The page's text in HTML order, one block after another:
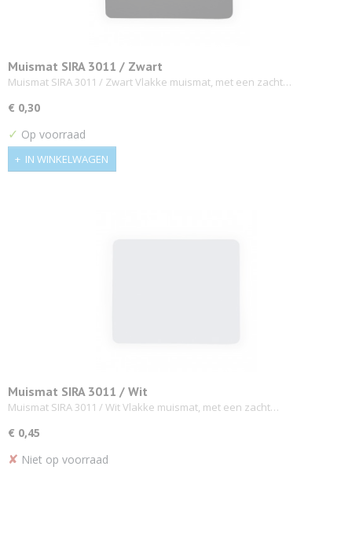
Muismat SIRA 3011 / Zwart
Muismat SIRA 3011 / Zwart Vlakke muismat, met een zacht…
€ 0,30
✓ Op voorraad
IN WINKELWAGEN
Muismat SIRA 3011 / Wit
Muismat SIRA 3011 / Wit Vlakke muismat, met een zacht…
€ 0,45
✘ Niet op voorraad